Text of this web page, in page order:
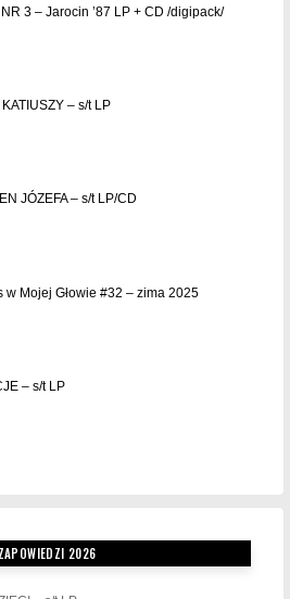
3 – Jarocin ’87 LP + CD /digipack/
– s/t LP
JÓZEFA – s/t LP/CD
w Mojej Głowie #32 – zima 2025
– s/t LP
ZAPOWIEDZI 2026